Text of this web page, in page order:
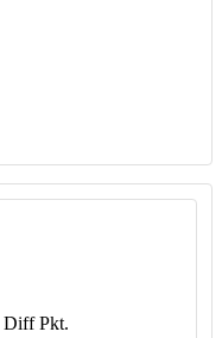
Diff Pkt.